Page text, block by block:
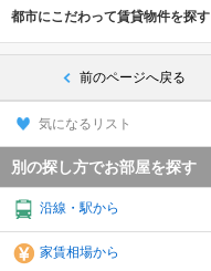
都市にこだわって賃貸物件を探す
前のページへ戻る
気になるリスト
別の探し方でお部屋を探す
沿線・駅から
家賃相場から